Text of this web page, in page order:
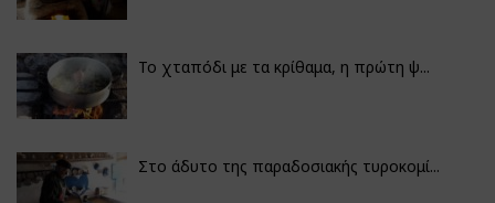
Το χταπόδι με τα κρίθαμα, η πρώτη ψ...
Στο άδυτο της παραδοσιακής τυροκομί...